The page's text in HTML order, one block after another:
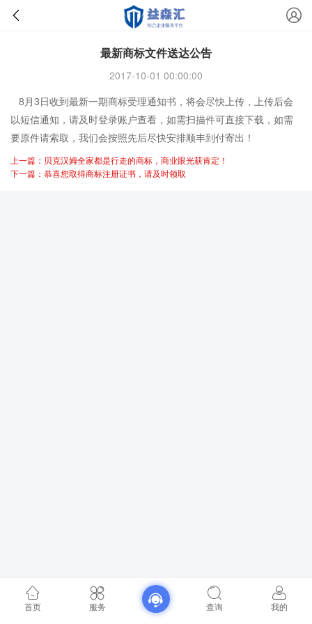
最新商标文件送达公告
2017-10-01 00:00:00
8月3日收到最新一期商标受理通知书，将会尽快上传，上传后会
以短信通知，请及时登录账户查看，如需扫描件可直接下载，如需
要原件请索取，我们会按照先后尽快安排顺丰到付寄出！
上一篇：贝克汉姆全家都是行走的商标，商业眼光获肯定！
下一篇：恭喜您取得商标注册证书，请及时领取
首页 服务 查询 我的